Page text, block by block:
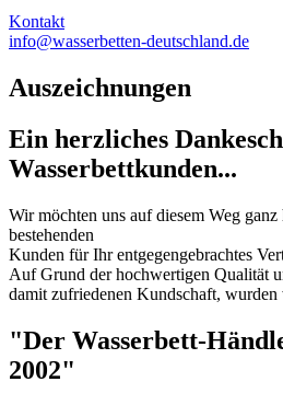
Kontakt
info@wasserbetten-deutschland.de
Auszeichnungen
Ein herzliches
Wasserbettkunden...
Wir möchten uns auf diesem Weg
bestehenden
Kunden für Ihr entgegengebrachtes
Auf Grund der hochwertigen Qualität
damit zufriedenen Kundschaft,
"Der Wasserbett-
2002"